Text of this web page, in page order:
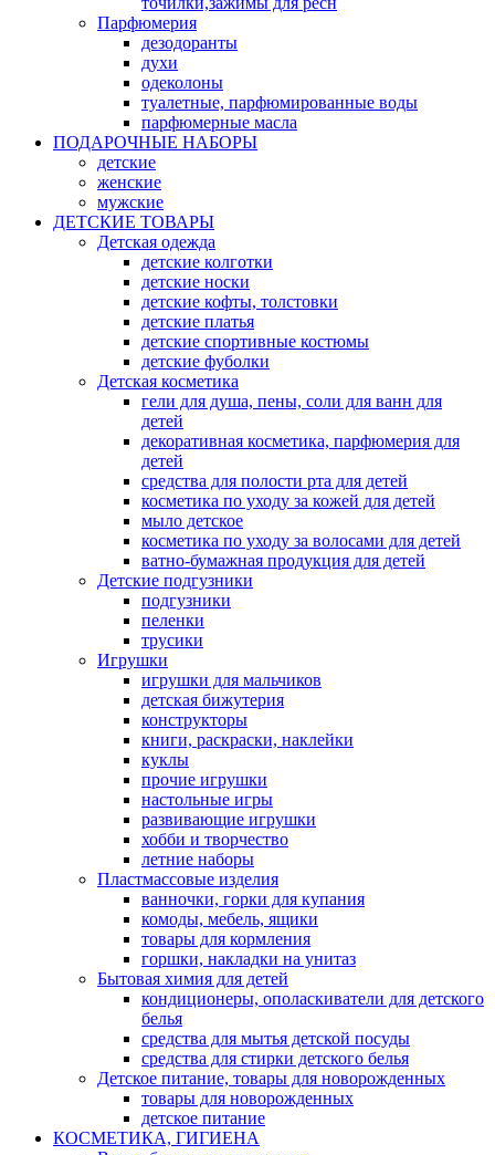
Парфюмерия
дезодоранты
духи
одеколоны
туалетные, парфюмированные воды
парфюмерные масла
ПОДАРОЧНЫЕ НАБОРЫ
детские
женские
мужские
ДЕТСКИЕ ТОВАРЫ
Детская одежда
детские колготки
детские носки
детские кофты, толстовки
детские платья
детские спортивные костюмы
детские фуболки
Детская косметика
гели для душа, пены, соли для ванн для
детей
декоративная косметика, парфюмерия для
детей
средства для полости рта для детей
косметика по уходу за кожей для детей
мыло детское
косметика по уходу за волосами для детей
ватно-бумажная продукция для детей
Детские подгузники
подгузники
пеленки
трусики
Игрушки
игрушки для мальчиков
детская бижутерия
конструкторы
книги, раскраски, наклейки
куклы
прочие игрушки
настольные игры
развивающие игрушки
хобби и творчество
летние наборы
Пластмассовые изделия
ванночки, горки для купания
комоды, мебель, ящики
товары для кормления
горшки, накладки на унитаз
Бытовая химия для детей
кондиционеры, ополаскиватели для детского
белья
средства для мытья детской посуды
средства для стирки детского белья
Детское питание, товары для новорожденных
товары для новорожденных
детское питание
КОСМЕТИКА, ГИГИЕНА